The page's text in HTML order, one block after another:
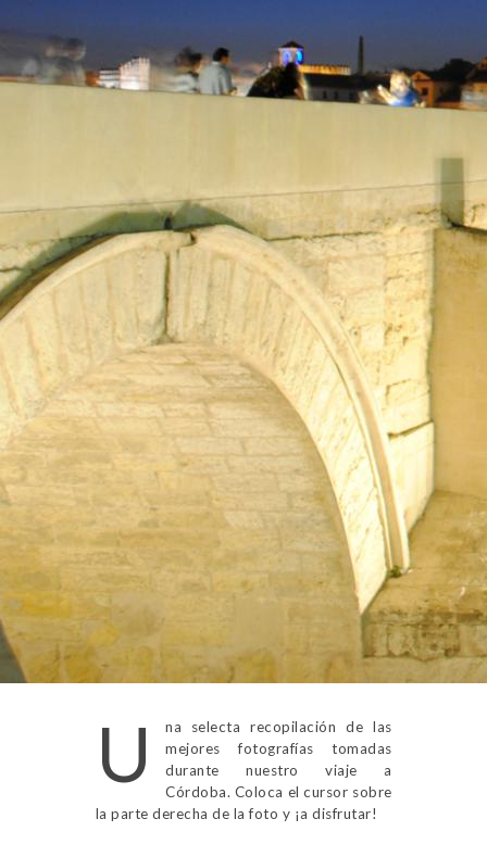
U
na selecta recopilación de las
mejores fotografías tomadas
durante nuestro viaje a
Córdoba. Coloca el cursor sobre
la parte derecha de la foto y ¡a disfrutar!